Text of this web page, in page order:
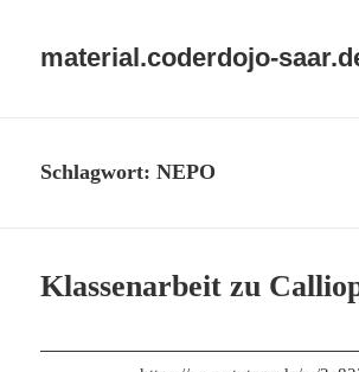
material.coderdojo-
Schlagwort:NEPO
Klassenarbeit zu